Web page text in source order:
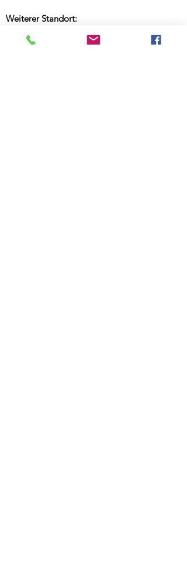
Weiterer Standort:
Salmsacherstrasse 9
CH-8590 Romanshorn